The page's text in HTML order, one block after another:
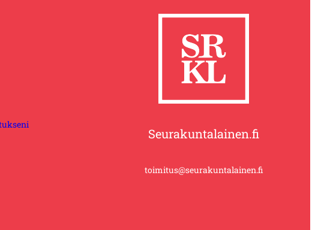
Seurakuntalainen.fi
toimitus@seurakuntalainen.fi